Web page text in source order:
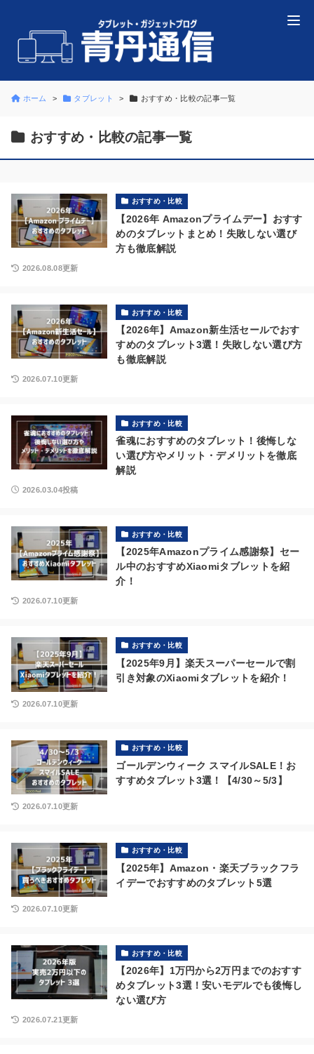
ホーム タブレット おすすめ・比較の記事一覧
おすすめ・比較の記事一覧
おすすめ・比較
【2026年 Amazonプライムデー】おすす
めのタブレットまとめ！失敗しない選び
方も徹底解説
2026.08.08更新
おすすめ・比較
【2026年】Amazon新生活セールでおす
すめのタブレット3選！失敗しない選び方
も徹底解説
2026.07.10更新
おすすめ・比較
雀魂におすすめのタブレット！後悔しな
い選び方やメリット・デメリットを徹底
解説
2026.03.04投稿
おすすめ・比較
【2025年Amazonプライム感謝祭】セー
ル中のおすすめXiaomiタブレットを紹
介！
2026.07.10更新
おすすめ・比較
【2025年9月】楽天スーパーセールで割
引き対象のXiaomiタブレットを紹介！
2026.07.10更新
おすすめ・比較
ゴールデンウィーク スマイルSALE！お
すすめタブレット3選！【4/30～5/3】
2026.07.10更新
おすすめ・比較
【2025年】Amazon・楽天ブラックフラ
イデーでおすすめのタブレット5選
2026.07.10更新
おすすめ・比較
【2026年】1万円から2万円までのおすす
めタブレット3選！安いモデルでも後悔し
ない選び方
2026.07.21更新